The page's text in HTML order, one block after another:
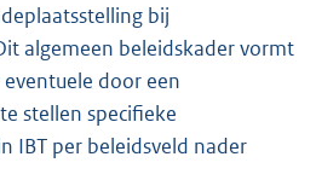
bij
algemeen beleidskader vormt
door een
stellen specifieke
IBT per beleidsveld nader